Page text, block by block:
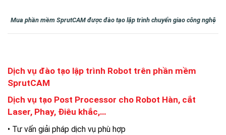
Mua phần mềm SprutCAM được đào tạo lập trình chuyển giao công nghệ
Dịch vụ đào tạo lập trình Robot trên phần mềm
SprutCAM
Dịch vụ tạo Post Processor cho Robot Hàn, cắt
Laser, Phay, Điêu khắc,…
• Tư vấn giải pháp dịch vụ phù hợp